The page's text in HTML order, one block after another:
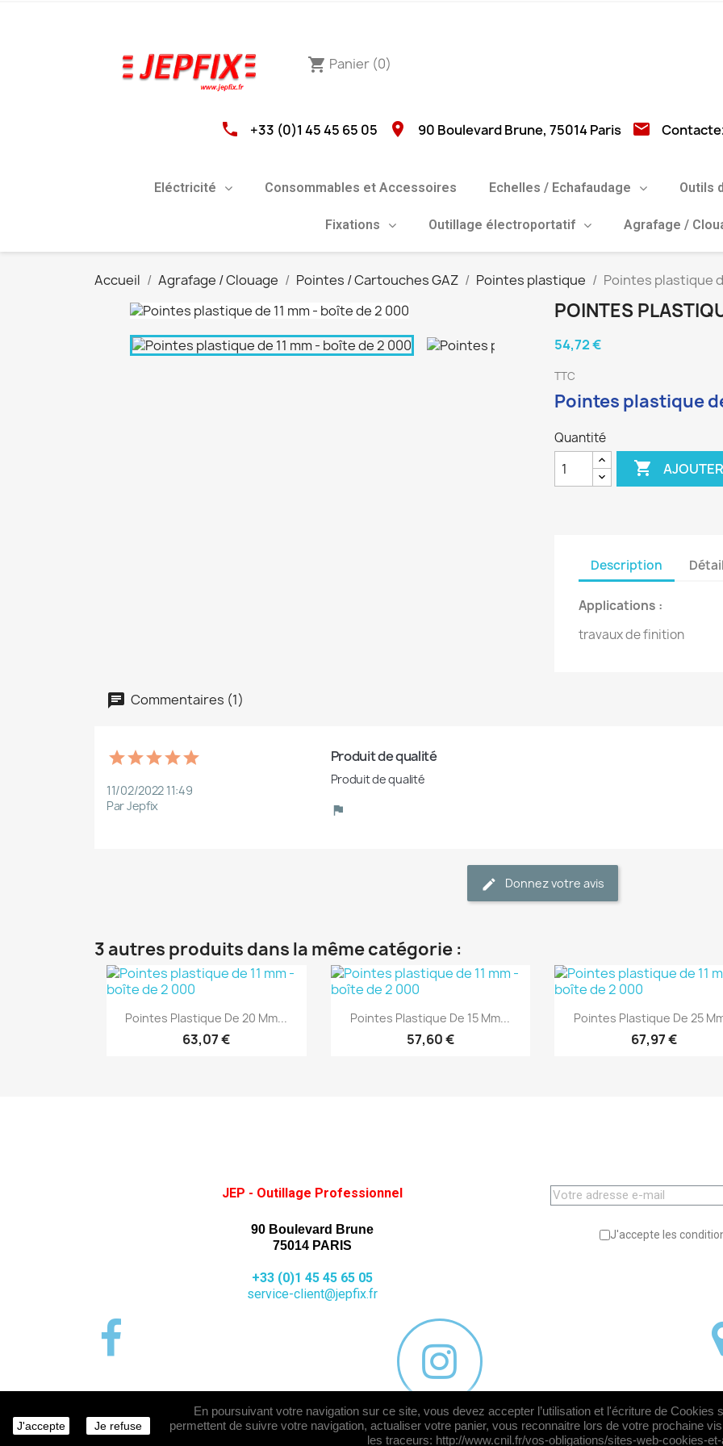
shopping_cart Panier (0)
phone +33 (0)1 45 45 65 05 location_on 90 Boulevard Brune, 75014 Paris email
Eléctricité Consommables et Accessoires Echelles / Echafaudage Outils
Fixations Outillage électroportatif Agrafage /
Accueil Agrafage / Clouage Pointes / Cartouches GAZ Pointes plastique Pointes plastique
POINTES
54,72 €
TTC
Pointes plastique
Quantité

Description
Applications :
travaux definition
Commentaires (1)
11/02/2022 11:49
Par Jepfix
Produit de qualité
Produit de qualité
Donnez votre avis
3 autres produits dans la même catégorie :
 Aperçu rapide
Pointes Plastique De 20 Mm...
63,07 €
 Aperçu rapide
Pointes Plastique De 15 Mm...
57,60 €
 Aperçu rapide
Pointes Plastique De 25
67,97 €
JEP - Outillage Professionnel
90 Boulevard Brune
75014 PARIS
+33 (0)1 45 45 65 05
service-client@jepfix.fr
J'accepte les
J'accepte Je refuse
En poursuivant votre navigation sur ce site, vous devez accepter l’utilisation et l'écriture de
permettent de suivre votre navigation, actualiser votre panier, vous reconnaitre lors de votre prochaine
les traceurs: http://www.cnil.fr/vos-obligations/sites-web-cookies-
© 2026 - Logiciel e-commerce par PrestaShop™